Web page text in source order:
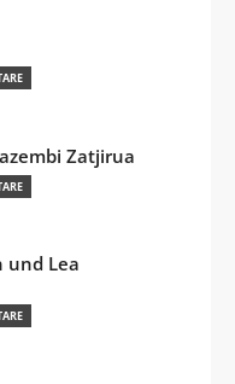
Zatjirua
und Lea